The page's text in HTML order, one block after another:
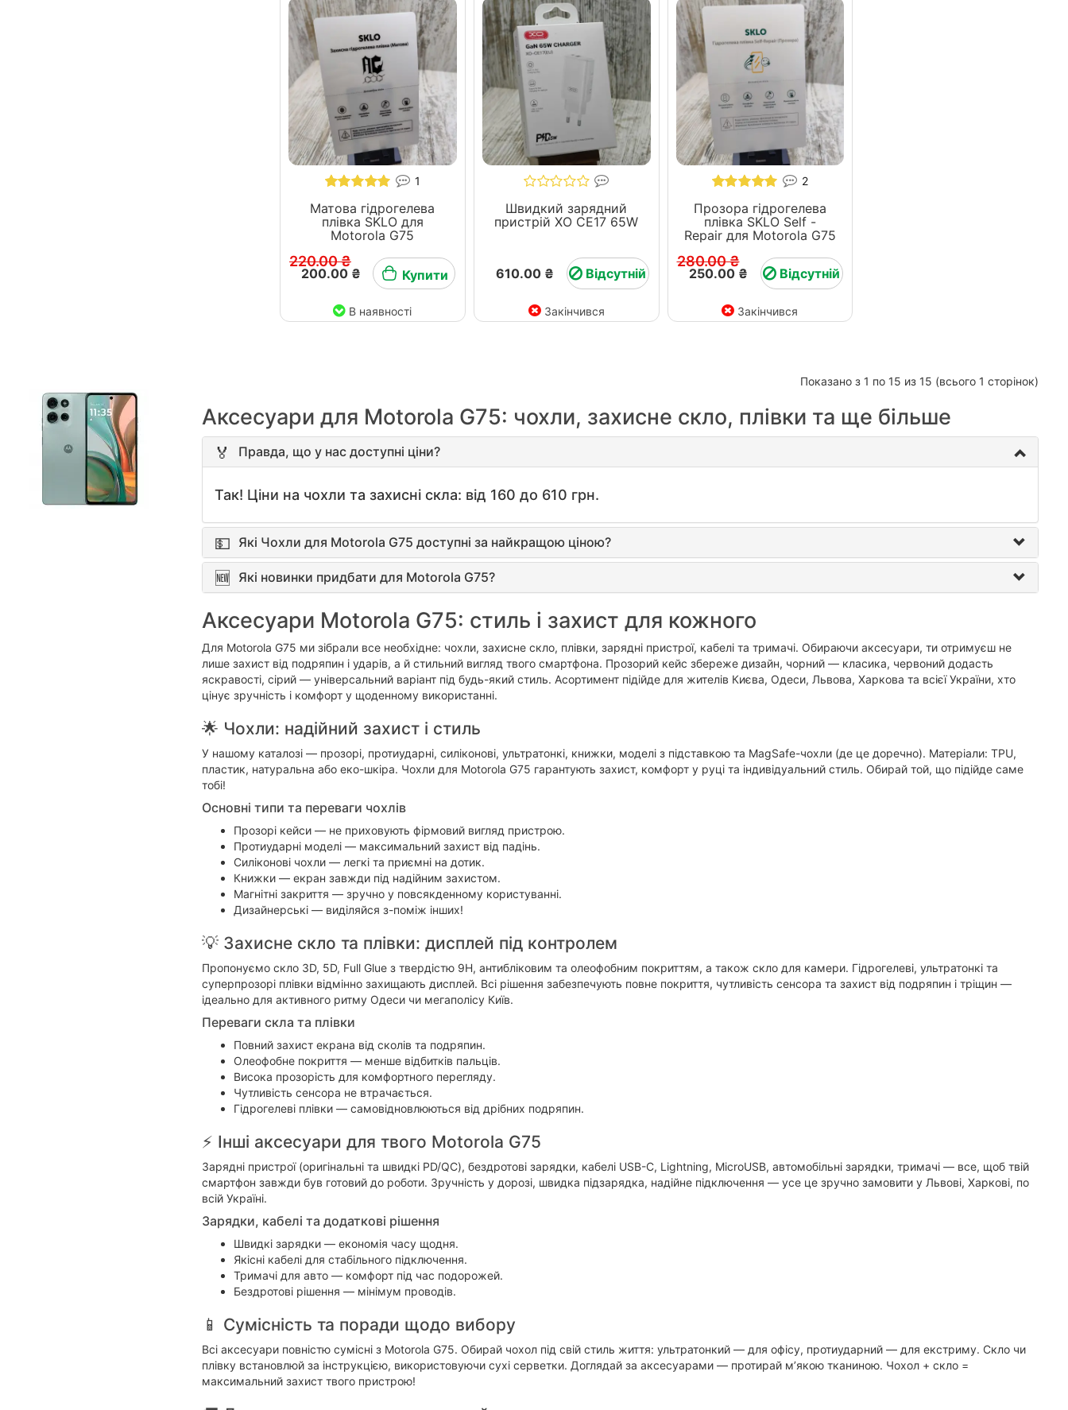
1
Матова гідрогелева
плівка SKLO для
Motorola G75
220.00 ₴
200.00 ₴ Купити
В наявності
Швидкий зарядний
пристрій ХО СЕ17 65W
610.00 ₴ Відсутній
Закінчився
2
Прозора гідрогелева
плівка SKLO Self -
Repair для Motorola G75
280.00 ₴
250.00 ₴ Відсутній
Закінчився
Показано з 1 по 15 из 15 (всього 1 сторінок)
Аксесуари для Motorola G75: чохли, захисне скло, плівки та ще більше
Правда, що у нас доступні ціни?
Так! Ціни на чохли та захисні скла: від 160 до 610 грн.
Які Чохли для Motorola G75 доступні за найкращою ціною?
Які новинки придбати для Motorola G75?
Аксесуари Motorola G75: стиль і захист для кожного
Для Motorola G75 ми зібрали все необхідне: чохли, захисне скло, плівки, зарядні пристрої, кабелі та тримачі. Обираючи аксесуари, ти отримуєш не
лише захист від подряпин і ударів, а й стильний вигляд твого смартфона. Прозорий кейс збереже дизайн, чорний — класика, червоний додасть
яскравості, сірий — універсальний варіант під будь-який стиль. Асортимент підійде для жителів Києва, Одеси, Львова, Харкова та всієї України, хто
цінує зручність і комфорт у щоденному використанні.
🌟 Чохли: надійний захист і стиль
У нашому каталозі — прозорі, протиударні, силіконові, ультратонкі, книжки, моделі з підставкою та MagSafe-чохли (де це доречно). Матеріали: TPU,
пластик, натуральна або еко-шкіра. Чохли для Motorola G75 гарантують захист, комфорт у руці та індивідуальний стиль. Обирай той, що підійде саме
тобі!
Основні типи та переваги чохлів
Прозорі кейси — не приховують фірмовий вигляд пристрою.
Протиударні моделі — максимальний захист від падінь.
Силіконові чохли — легкі та приємні на дотик.
Книжки — екран завжди під надійним захистом.
Магнітні закриття — зручно у повсякденному користуванні.
Дизайнерські — виділяйся з-поміж інших!
💡 Захисне скло та плівки: дисплей під контролем
Пропонуємо скло 3D, 5D, Full Glue з твердістю 9H, антибліковим та олеофобним покриттям, а також скло для камери. Гідрогелеві, ультратонкі та
суперпрозорі плівки відмінно захищають дисплей. Всі рішення забезпечують повне покриття, чутливість сенсора та захист від подряпин і тріщин —
ідеально для активного ритму Одеси чи мегаполісу Київ.
Переваги скла та плівки
Повний захист екрана від сколів та подряпин.
Олеофобне покриття — менше відбитків пальців.
Висока прозорість для комфортного перегляду.
Чутливість сенсора не втрачається.
Гідрогелеві плівки — самовідновлюються від дрібних подряпин.
⚡ Інші аксесуари для твого Motorola G75
Зарядні пристрої (оригінальні та швидкі PD/QC), бездротові зарядки, кабелі USB-C, Lightning, MicroUSB, автомобільні зарядки, тримачі — все, щоб твій
смартфон завжди був готовий до роботи. Зручність у дорозі, швидка підзарядка, надійне підключення — усе це зручно замовити у Львові, Харкові, по
всій Україні.
Зарядки, кабелі та додаткові рішення
Швидкі зарядки — економія часу щодня.
Якісні кабелі для стабільного підключення.
Тримачі для авто — комфорт під час подорожей.
Бездротові рішення — мінімум проводів.
📱 Сумісність та поради щодо вибору
Всі аксесуари повністю сумісні з Motorola G75. Обирай чохол під свій стиль життя: ультратонкий — для офісу, протиударний — для екстриму. Скло чи
плівку встановлюй за інструкцією, використовуючи сухі серветки. Доглядай за аксесуарами — протирай м’якою тканиною. Чохол + скло =
максимальний захист твого пристрою!